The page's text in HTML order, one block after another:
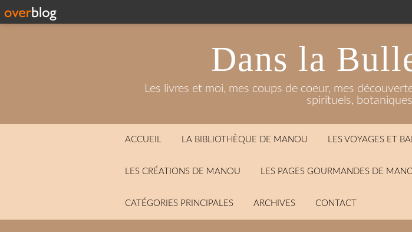
Dans la
Les livres et moi, mes coups de coeur, mes
spirituels,
ACCUEIL LA BIBLIOTHÈQUE DE MANOU LES VOYAGES ET
LES CRÉATIONS DE MANOU LES PAGES GOURMANDES DE
CATÉGORIES PRINCIPALES ARCHIVES CONTACT